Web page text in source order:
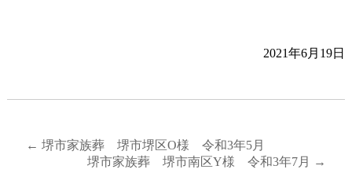
2021年6月19日
← 堺市家族葬 堺市堺区O様 令和3年5月
堺市家族葬 堺市南区Y様 令和3年7月
→